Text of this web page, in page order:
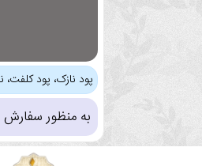
پود نازک، پود
به منظور